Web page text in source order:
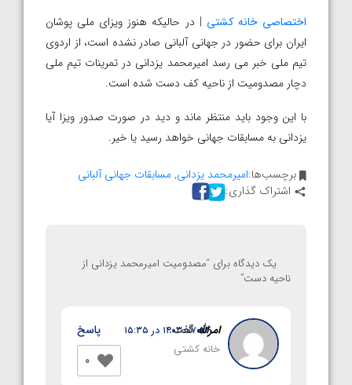
اختصاصی خانه کشتی | در حالیکه هنوز ویزای ملی پوشان
ایران برای حضور در جهانی آلبانی صادر نشده است، از اردوی
تیم ملی خبر می رسد امیرمحمد یزدانی در تمرینات تیم ملی
دچار مصدومیت از ناحیه کف دست شده است.
با این وجود باید منتظر ماند و دید در صورت صدور ویزا آیا
یزدانی به مسابقات جهانی خواهد رسید یا خیر.
برچسب‌ها:امیرمحمد یزدانی,مسابقات جهانی آلبانی
اشتراک گذاری:
یک دیدگاه برای “مصدومیت امیرمحمد یزدانی از
ناحیه دست”
امرالله گفت:
۱۴۰۳-۰۷-۲۴ در ۱۵:۳۵
خانه کشتی
0
پاسخ